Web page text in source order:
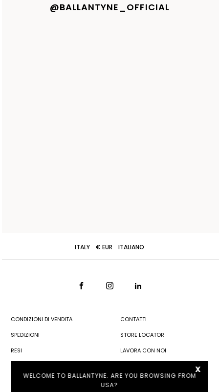
@BALLANTYNE_OFFICIAL
ITALY € EUR ITALIANO
CONDIZIONI DI VENDITA
SPEDIZIONI
RESI
CONTATTI
STORE LOCATOR
LAVORA CON NOI
x
WELCOME TO BALLANTYNE. ARE YOU BROWSING FROM
USA?